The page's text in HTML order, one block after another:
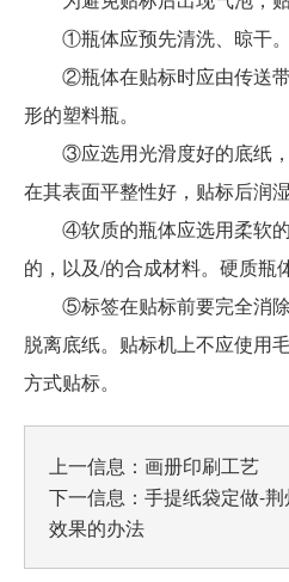
①瓶体应预先清洗、晾干。
②瓶体在贴标时应由传送带
形的塑料瓶。
③应选用光滑度好的底纸，
在其表面平整性好，贴标后润
④软质的瓶体应选用柔软的
的，以及/的合成材料。硬质瓶
⑤标签在贴标前要完全消除
脱离底纸。贴标机上不应使用
方式贴标。
上一信息： 画册印刷工艺
下一信息： 手提纸袋定做-
效果的办法